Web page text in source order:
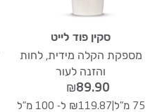
סקין פוד לייט
מספקת הקלה מידית, לחות
והזנה לעור
₪89.90
75 מ"ל ₪119.87 ל- 100 מ"ל